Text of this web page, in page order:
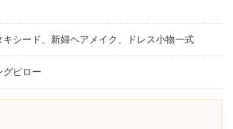
キシード、新婦ヘアメイク、ドレス小物一式
グピロー